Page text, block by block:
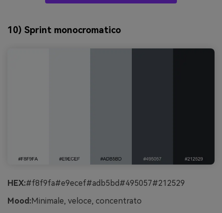
10) Sprint monocromatico
HEX:#f8f9fa#e9ecef#adb5bd#495057#212529
Mood:Minimale, veloce, concentrato